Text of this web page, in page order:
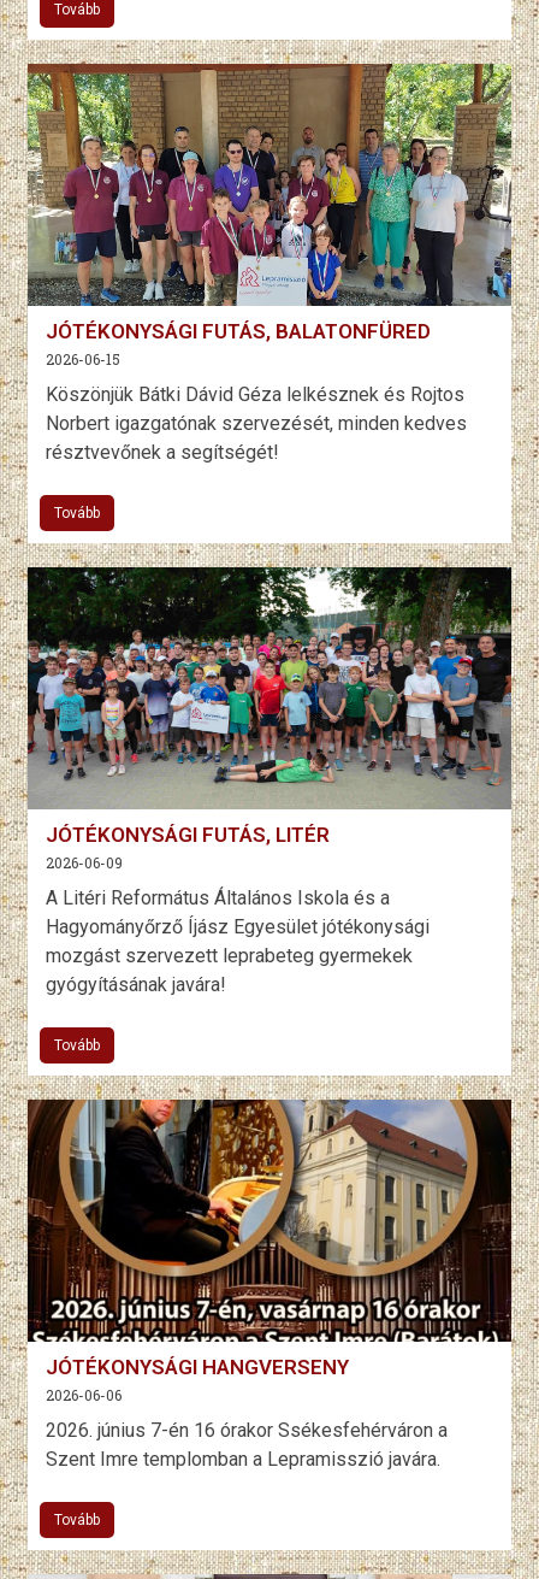
Tovább
JÓTÉKONYSÁGI FUTÁS, BALATONFÜRED
2026-06-15
Köszönjük Bátki Dávid Géza lelkésznek és Rojtos
Norbert igazgatónak szervezését, minden kedves
résztvevőnek a segítségét!
Tovább
JÓTÉKONYSÁGI FUTÁS, LITÉR
2026-06-09
A Litéri Református Általános Iskola és a
Hagyományőrző Íjász Egyesület jótékonysági
mozgást szervezett leprabeteg gyermekek
gyógyításának javára!
Tovább
JÓTÉKONYSÁGI HANGVERSENY
2026-06-06
2026. június 7-én 16 órakor Ssékesfehérváron a
Szent Imre templomban a Lepramisszió javára.
Tovább